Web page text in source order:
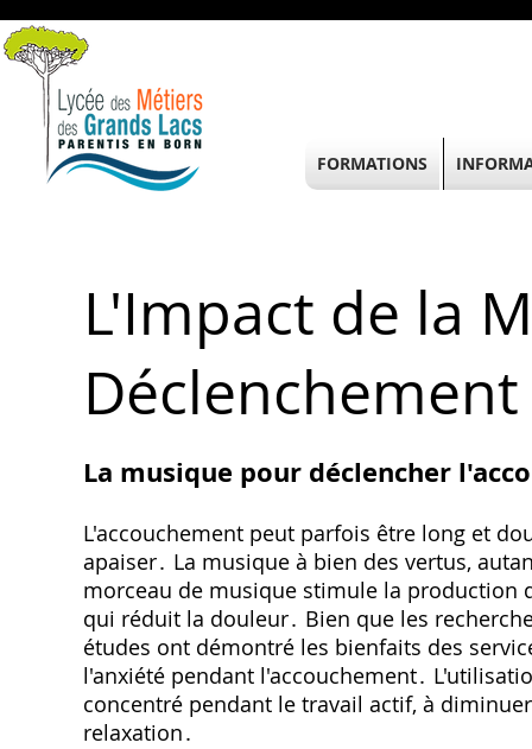
L'Impact de la
La musique pour déclencher
L'accouchement peut parfois être long et
apaiser․ La musique à bien des vertus,
morceau de musique stimule la production
qui réduit la douleur․ Bien que les
études ont démontré les bienfaits des
l'anxiété pendant l'accouchement․
concentré pendant le travail actif, à
relaxation․
FORMATIONS